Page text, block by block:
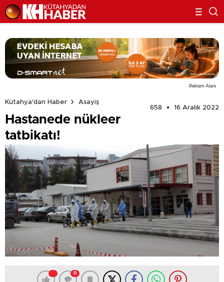
Reklam Alanı
Kütahya'dan Haber
Asayiş
658
16 Aralık 2022
Hastanede nükleer
tatbikatı!
0